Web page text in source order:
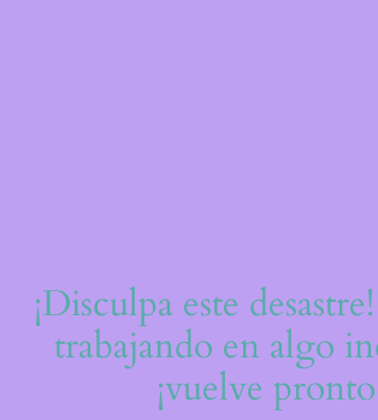
¡Disculpa este
trabajando en algo
¡vuelve